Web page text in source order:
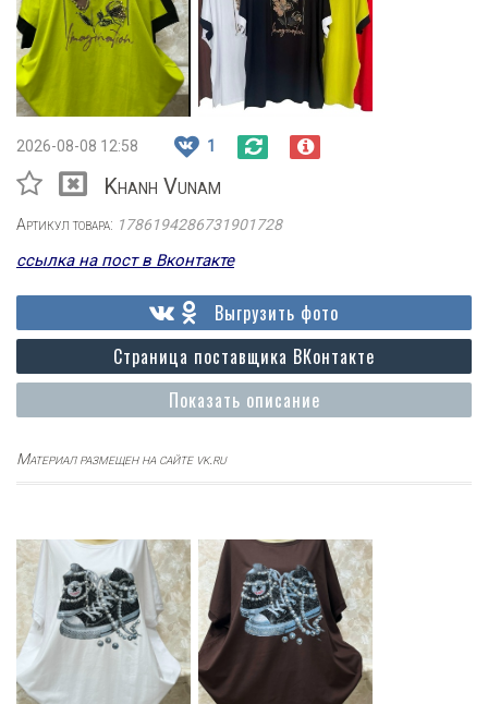
2026-08-08 12:58 1
Khanh Vunam
Артикул товара: 1786194286731901728
ссылка на пост в Вконтакте
Показать описание
Страница поставщика ВКонтакте
Выгрузить фото
Материал размещен на сайте vk.ru